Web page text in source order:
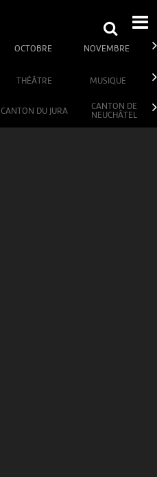
OCTOBRE NOVEMBRE
THÉÂTRE MUSIQUE
CANTON DU JURA
CANTON DE
NEUCHÂTEL